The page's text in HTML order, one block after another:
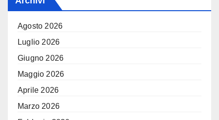
Agosto 2026
Luglio 2026
Giugno 2026
Maggio 2026
Aprile 2026
Marzo 2026